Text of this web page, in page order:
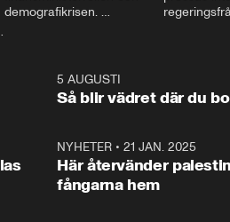
demografikrisen.
och Makten.
– Vi ställer
vara med
1:065 AUGUSTI
Så blir vädret där du
NYHETER •21 JAN. 2025
Här återvänder
fångarna hem